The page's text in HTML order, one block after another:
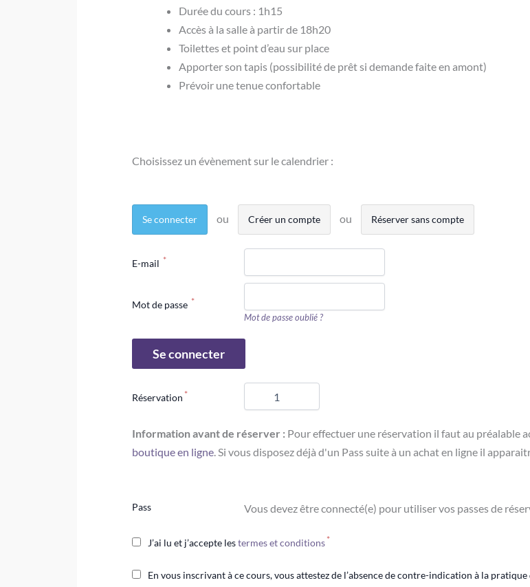
Durée du cours : 1h15
Accès à la salle à partir de 18h20
Toilettes et point d’eau sur place
Apporter son tapis (possibilité de prêt si demande faite en amont)
Prévoir une tenue confortable
Choisissez un évènement sur le calendrier :
Se connecter Créer un compte Réserver sans compte
E-mail
Mot de passe
Mot de passe oublié ?
Réservation
Information avant de réserver : Pour effectuer une réservation il faut au préalable
boutique en ligne. Si vous disposez déjà d'un Pass suite à un achat en ligne il
Pass Vous devez être connecté(e) pour utiliser vos passes de
J’ai lu et j’accepte lestermes et conditions
En vous inscrivant à ce cours, vous attestez de l’absence de contre-indication à la